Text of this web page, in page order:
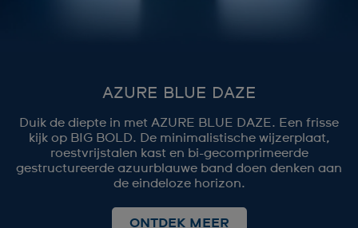
AZURE BLUE DAZE
Duik de diepte in met AZURE BLUE DAZE. Een frisse
kijk op BIG BOLD. De minimalistische wijzerplaat,
roestvrijstalen kast en bi-gecomprimeerde
gestructureerde azuurblauwe band doen denken aan
de eindeloze horizon.
ONTDEK MEER